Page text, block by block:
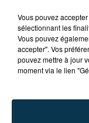
DANS LA
Vous pouvez
sélectionnant les
Vous pouvez
accepter". Vos
pouvez mettre à jour
moment via le lien